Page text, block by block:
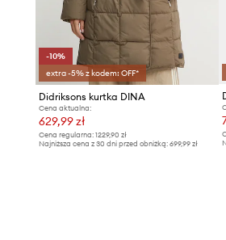
- Szerokość pod pachami: 50
- Wymiary podane dla rozmiaru:
-10%
extra -5% z kodem: OFF*
Didriksons kurtka DINA
Cena aktualna:
629,99 zł
Cena regularna: 1229,90 zł
Najniższa cena z 30 dni przed obniżką: 699,99 zł